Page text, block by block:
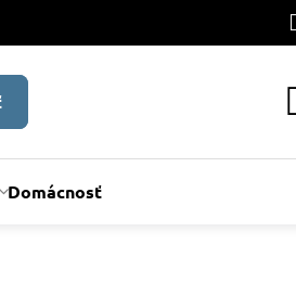
Domácnosť